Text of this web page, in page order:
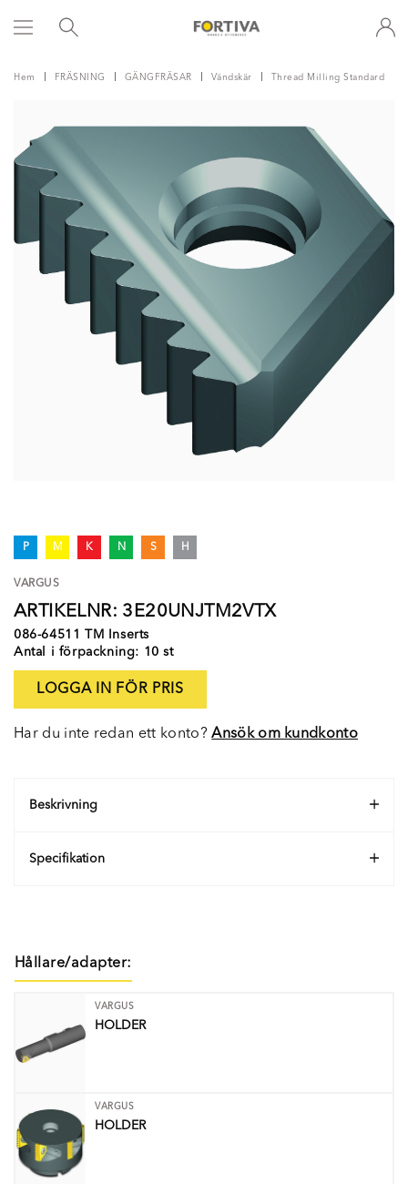
Hem FRÄSNING GÄNGFRÄSAR Vändskär Thread Milling Standard
P M K N S H
VARGUS
ARTIKELNR: 3E20UNJTM2VTX
086-64511 TM Inserts
Antal i förpackning: 10 st
LOGGA IN FÖR PRIS
Har du inte redan ett konto?Ansök om kundkonto
Beskrivning
Specifikation
Hållare/adapter:
VARGUS
HOLDER
VARGUS
HOLDER